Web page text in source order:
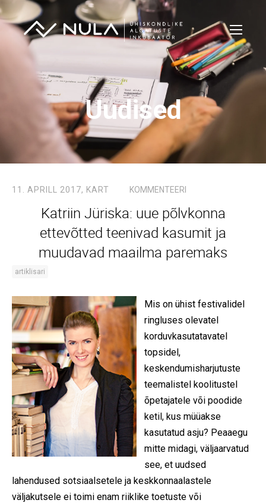
Uudised
11. APRILL 2017, KART KOMMENTEERI
Katriin Jüriska: uue põlvkonna
ettevõtted teenivad kasumit ja
muudavad maailma paremaks
artiklisari
Mis on ühist festivalidel
ringluses olevatel
korduvkasutatavatel
topsidel,
keskendumisharjutuste
teemalistel koolitustel
õpetajatele või poodide
ketil, kus müüakse
kasutatud asju? Peaaegu
mitte midagi, väljaarvatud
see, et uudsed
lahendused sotsiaalsetele ja keskkonnaalastele
väljakutsele ei toimi enam riiklike toetuste või